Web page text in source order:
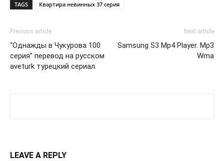
TAGS Квартира невинных 37 серия
Previous article
“Однажды в Чукурова 100
серия” перевод на русском
aveturk турецкий сериал.
Next article
Samsung S3 Mp4 Player. Mp3
Wma
LEAVE A REPLY